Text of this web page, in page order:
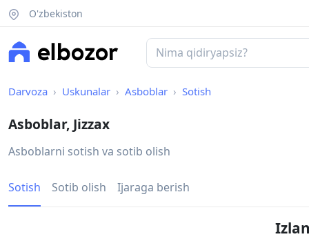
O'zbekiston
Darvoza Uskunalar Asboblar Sotish
Asboblar, Jizzax
Asboblarni sotish va sotib olish
Sotish Sotib olish Ijaraga berish